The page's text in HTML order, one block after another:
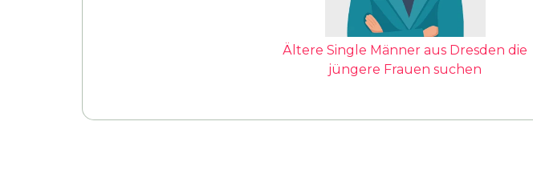
Ältere Single Männer aus Dresden die
jüngere Frauen suchen